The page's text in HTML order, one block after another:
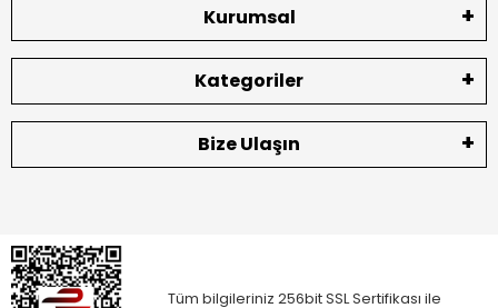
Kurumsal
Kategoriler
Bize Ulaşın
Tüm bilgileriniz 256bit SSL Sertifikası ile